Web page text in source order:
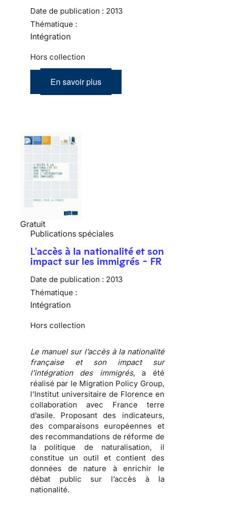
Date de publication : 2013
Thématique :
Intégration
Hors collection
En savoir plus
Gratuit
Publications spéciales
L'accès à la nationalité et son
impact sur les immigrés - FR
Date de publication : 2013
Thématique :
Intégration
Hors collection
Le manuel sur l’accès à la nationalité
française et son impact sur
l’intégration des immigrés, a été
réalisé par le Migration Policy Group,
l’Institut universitaire de Florence en
collaboration avec France terre
d’asile. Proposant des indicateurs,
des comparaisons européennes et
des recommandations de réforme de
la politique de naturalisation, il
constitue un outil et contient des
données de nature à enrichir le
débat public sur l’accès à la
nationalité.